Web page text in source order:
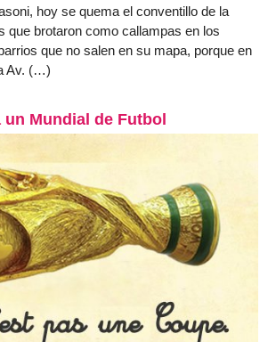
hoy se quema el conventillo de la
que brotaron como callampas en los
que no salen en su mapa, porque en
Av. (…)
un Mundial de Futbol